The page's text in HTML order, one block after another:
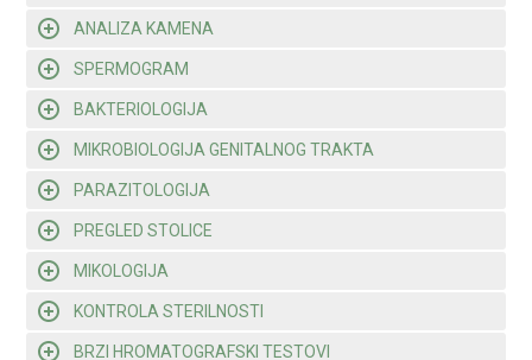
ANALIZA KAMENA
SPERMOGRAM
BAKTERIOLOGIJA
MIKROBIOLOGIJA GENITALNOG TRAKTA
PARAZITOLOGIJA
PREGLED STOLICE
MIKOLOGIJA
KONTROLA STERILNOSTI
BRZI HROMATOGRAFSKI TESTOVI